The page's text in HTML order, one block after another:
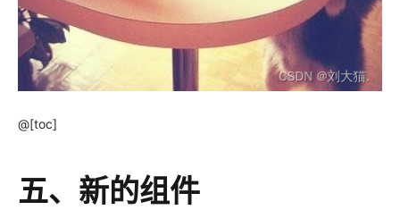
@[toc]
五、新的组件